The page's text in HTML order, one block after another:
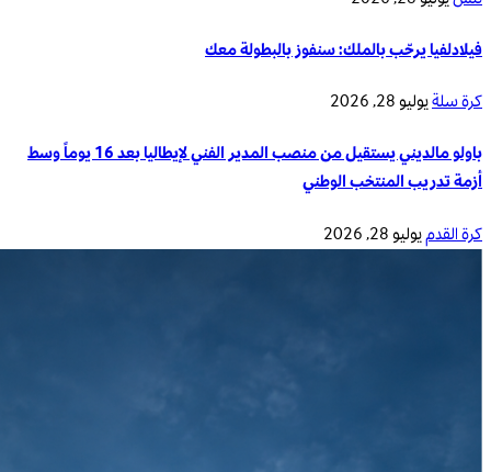
فيلادلفيا يرحّب بالملك: سنفوز بالبطولة معك
كرة سلةيوليو 28, 2026
باولو مالديني يستقيل من منصب المدير الفني لإيطاليا بعد 16 يوماً وسط
أزمة تدريب المنتخب الوطني
كرة القدميوليو 28, 2026